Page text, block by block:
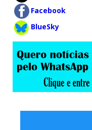
Facebook
BlueSky